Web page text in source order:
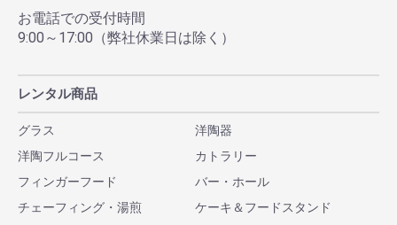
お電話での受付時間
9:00～17:00（弊社休業日は除く）
レンタル商品
グラス
洋陶器
洋陶フルコース
カトラリー
フィンガーフード
バー・ホール
チェーフィング・湯煎
ケーキ＆フードスタンド